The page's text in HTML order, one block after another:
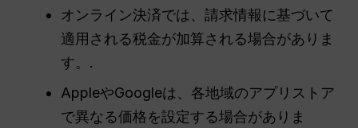
オンライン決済では、請求情報に基づいて
適用される税金が加算される場合がありま
す。.
AppleやGoogleは、各地域のアプリストア
で異なる価格を設定する場合がありま